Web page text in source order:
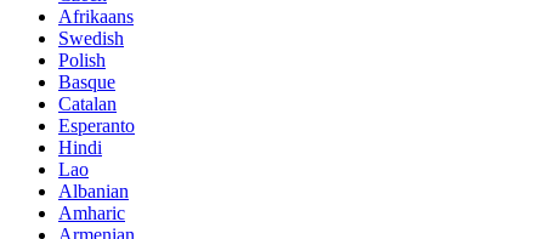
Afrikaans
Swedish
Polish
Basque
Catalan
Esperanto
Hindi
Lao
Albanian
Amharic